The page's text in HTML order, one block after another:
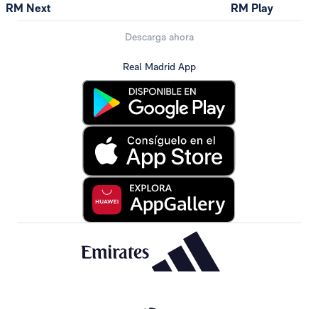
RM Next RM Play
Descarga ahora
Real Madrid App